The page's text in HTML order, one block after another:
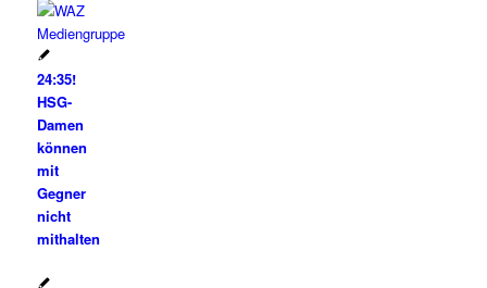
24:35!
HSG-
Damen
können
mit
Gegner
nicht
mithalten